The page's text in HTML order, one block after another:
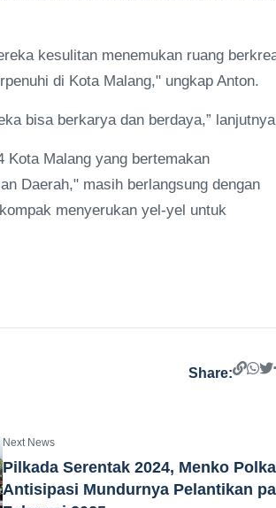
kesulitan menemukan ruang
di Kota Malang," ungkap Anton.
bisa berkarya dan berdaya,”
Kota Malang yang bertemakan
Daerah," masih berlangsung dengan
menyerukan yel-yel untuk
Share:
Next News
Pilkada Serentak 2024, Menko
Antisipasi Mundurnya Pelantikan